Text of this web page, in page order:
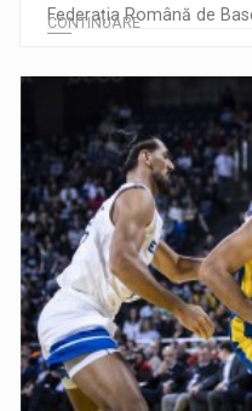
Federația Română de
CONTINUARE